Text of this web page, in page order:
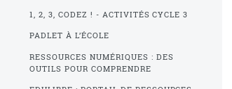
1, 2, 3, CODEZ ! - ACTIVITÉS CYCLE 3
PADLET À L’ÉCOLE
RESSOURCES NUMÉRIQUES : DES
OUTILS POUR COMPRENDRE